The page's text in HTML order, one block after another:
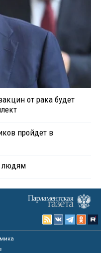
от рака будет
пройдет в
людям